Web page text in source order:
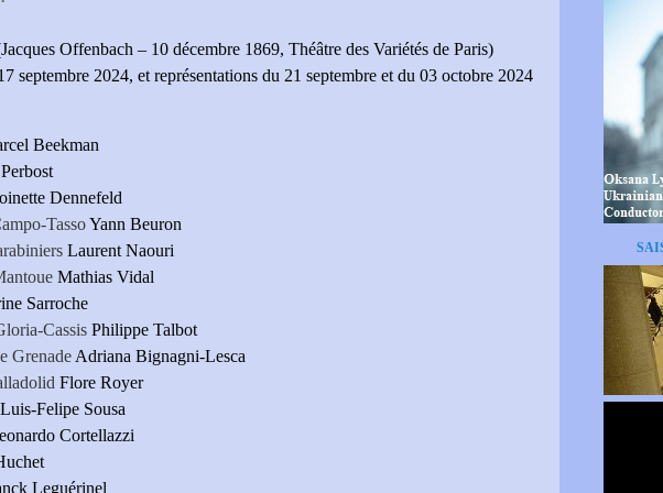
Offenbach – 10 décembre 1869, Théâtre des Variétés de Paris)
septembre 2024, et représentations du 21 septembre et du 03 octobre 2024
Beekman
Dennefeld
TassoYann Beuron
Laurent Naouri
Mathias Vidal
Sarroche
Cassis Philippe Talbot
Grenade Adriana Bignagni-Lesca
Flore Royer
Luis-Felipe Sousa
Cortellazzi
Leguérinel